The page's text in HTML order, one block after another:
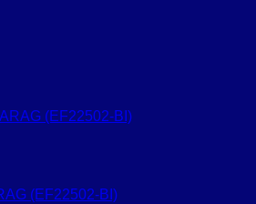
(EF22502-BI)